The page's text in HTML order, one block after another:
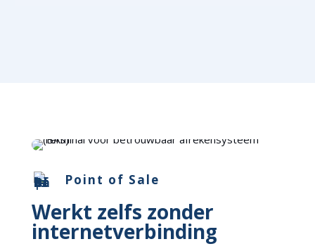
Point of Sale
Werkt zelfs zonder
internetverbinding